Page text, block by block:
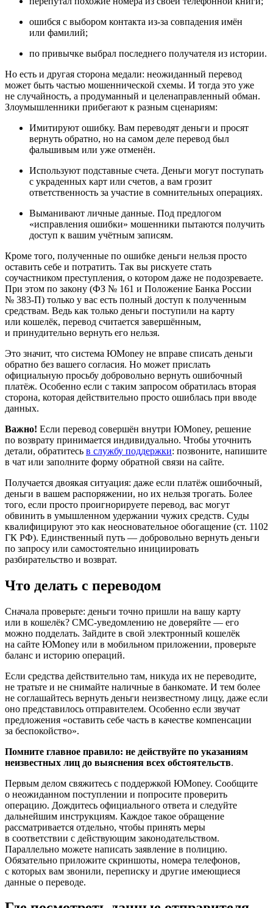
ошибся с выбором контакта из-за совпадения имён
или фамилий;
по привычке выбрал последнего получателя из истории.
Но есть и другая сторона медали: неожиданный перевод
может быть частью мошеннической схемы. И тогда это уже
не случайность, а продуманный и целенаправленный обман.
Злоумышленники прибегают к разным сценариям:
Имитируют ошибку. Вам переводят деньги и просят
вернуть обратно, но на самом деле перевод был
фальшивым или уже отменён.
Используют подставные счета. Деньги могут поступать
с украденных карт или счетов, а вам грозит
ответственность за участие в сомнительных операциях.
Выманивают личные данные. Под предлогом
«исправления ошибки» мошенники пытаются получить
доступ к вашим учётным записям.
Кроме того, полученные по ошибке деньги нельзя просто
оставить себе и потратить. Так вы рискуете стать
соучастником преступления, о котором даже не подозреваете.
При этом по закону (ФЗ № 161 и Положение Банка России
№ 383-П) только у вас есть полный доступ к полученным
средствам. Ведь как только деньги поступили на карту
или кошелёк, перевод считается завершённым,
и принудительно вернуть его нельзя.
Это значит, что система ЮMoney не вправе списать деньги
обратно без вашего согласия. Но может прислать
официальную просьбу добровольно вернуть ошибочный
платёж. Особенно если с таким запросом обратилась вторая
сторона, которая действительно просто ошиблась при вводе
данных.
Важно! Если перевод совершён внутри ЮMoney, решение
по возврату принимается индивидуально. Чтобы уточнить
детали, обратитесь в службу поддержки: позвоните, напишите
в чат или заполните форму обратной связи на сайте.
Получается двоякая ситуация: даже если платёж ошибочный,
деньги в вашем распоряжении, но их нельзя трогать. Более
того, если просто проигнорируете перевод, вас могут
обвинить в умышленном удержании чужих средств. Суды
квалифицируют это как неосновательное обогащение (ст. 1102
ГК РФ). Единственный путь — добровольно вернуть деньги
по запросу или самостоятельно инициировать
разбирательство и возврат.
Что делать с переводом
Сначала проверьте: деньги точно пришли на вашу карту
или в кошелёк? СМС-уведомлению не доверяйте — его
можно подделать. Зайдите в свой электронный кошелёк
на сайте ЮMoney или в мобильном приложении, проверьте
баланс и историю операций.
Если средства действительно там, никуда их не переводите,
не тратьте и не снимайте наличные в банкомате. И тем более
не соглашайтесь вернуть деньги неизвестному лицу, даже если
оно представилось отправителем. Особенно если звучат
предложения «оставить себе часть в качестве компенсации
за беспокойство».
Помните главное правило: не действуйте по указаниям
неизвестных лиц до выяснения всех обстоятельств.
Первым делом свяжитесь с поддержкой ЮMoney. Сообщите
о неожиданном поступлении и попросите проверить
операцию. Дождитесь официального ответа и следуйте
дальнейшим инструкциям. Каждое такое обращение
рассматривается отдельно, чтобы принять меры
в соответствии с действующим законодательством.
Параллельно можете написать заявление в полицию.
Обязательно приложите скриншоты, номера телефонов,
с которых вам звонили, переписку и другие имеющиеся
данные о переводе.